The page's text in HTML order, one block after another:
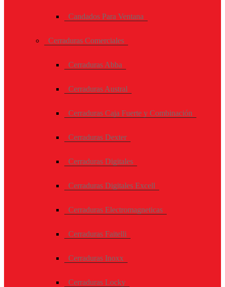
Candados Para Ventana
Cerraduras Comerciales
Cerraduras Abba
Cerraduras Austral
Cerraduras Caja Fuerte y Combinación
Cerraduras Dexter
Cerraduras Digitales
Cerraduras Digitales Excell
Cerraduras Electromagneticas
Cerraduras Faitelli
Cerraduras Inoxx
Cerraduras Locky